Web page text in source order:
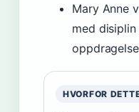
Mary Anne
med
HVORFOR